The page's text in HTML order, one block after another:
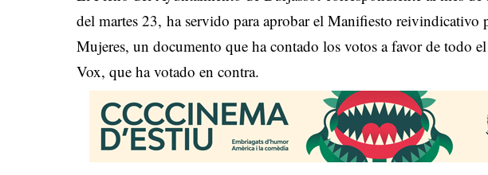
del martes 23, ha servido para aprobar el Manifiesto reivindicativo
Mujeres, un documento que ha contado los votos a favor de todo
Vox, que ha votado en contra.